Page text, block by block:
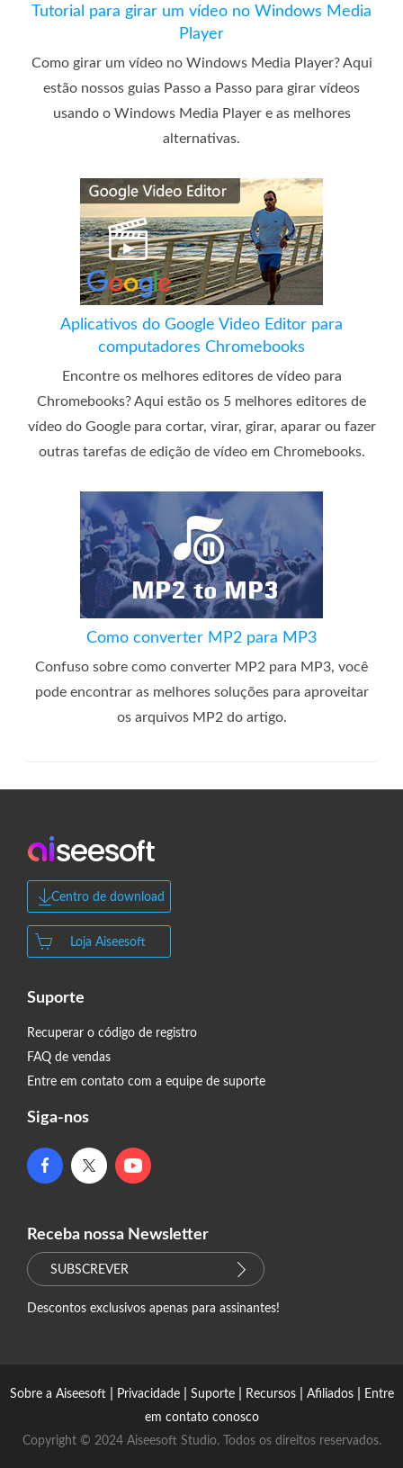
Tutorial para girar um vídeo no Windows Media
Player
Como girar um vídeo no Windows Media Player? Aqui
estão nossos guias Passo a Passo para girar vídeos
usando o Windows Media Player e as melhores
alternativas.
Aplicativos do Google Video Editor para
computadores Chromebooks
Encontre os melhores editores de vídeo para
Chromebooks? Aqui estão os 5 melhores editores de
vídeo do Google para cortar, virar, girar, aparar ou fazer
outras tarefas de edição de vídeo em Chromebooks.
Como converter MP2 para MP3
Confuso sobre como converter MP2 para MP3, você
pode encontrar as melhores soluções para aproveitar
os arquivos MP2 do artigo.
Centro de download
Loja Aiseesoft
Suporte
Recuperar o código de registro
FAQ de vendas
Entre em contato com a equipe de suporte
Siga-nos
Receba nossa Newsletter
SUBSCREVER
Descontos exclusivos apenas para assinantes!
Sobre a Aiseesoft| Privacidade| Suporte| Recursos| Afiliados|
Entre
em contato conosco
Copyright © 2024 Aiseesoft Studio. Todos os direitos reservados.